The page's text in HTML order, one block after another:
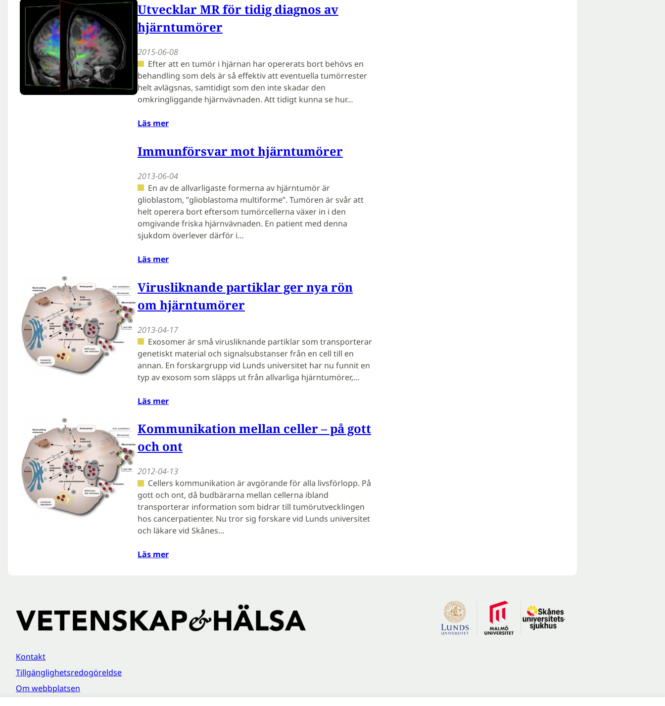
Utvecklar MR för tidig diagnos av
hjärntumörer
2015-06-08
Efter att en tumör i hjärnan har opererats bort behövs en
behandling som dels är så effektiv att eventuella tumörrester
helt avlägsnas, samtidigt som den inte skadar den
omkringliggande hjärnvävnaden. Att tidigt kunna se hur…
Läs mer
Immunförsvar mot hjärntumörer
2013-06-04
En av de allvarligaste formerna av hjärntumör är
glioblastom, ”glioblastoma multiforme”. Tumören är svår att
helt operera bort eftersom tumörcellerna växer in i den
omgivande friska hjärnvävnaden. En patient med denna
sjukdom överlever därför i…
Läs mer
Virusliknande partiklar ger nya rön
om hjärntumörer
2013-04-17
Exosomer är små virusliknande partiklar som transporterar
genetiskt material och signalsubstanser från en cell till en
annan. En forskargrupp vid Lunds universitet har nu funnit en
typ av exosom som släpps ut från allvarliga hjärntumörer,…
Läs mer
Kommunikation mellan celler – på gott
och ont
2012-04-13
Cellers kommunikation är avgörande för alla livsförlopp. På
gott och ont, då budbärarna mellan cellerna ibland
transporterar information som bidrar till tumörutvecklingen
hos cancerpatienter. Nu tror sig forskare vid Lunds universitet
och läkare vid Skånes…
Läs mer
Kontakt
Tillgänglighetsredogöreldse
Om webbplatsen